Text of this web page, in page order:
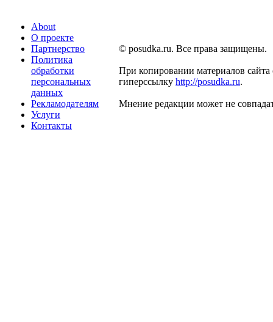
About
О проекте
Партнерство
Политика
обработки
персональных
данных
Рекламодателям
Услуги
Контакты
© posudka.ru. Все права защищены.
При копировании материалов сайта
гиперссылку http://posudka.ru.
Мнение редакции может не